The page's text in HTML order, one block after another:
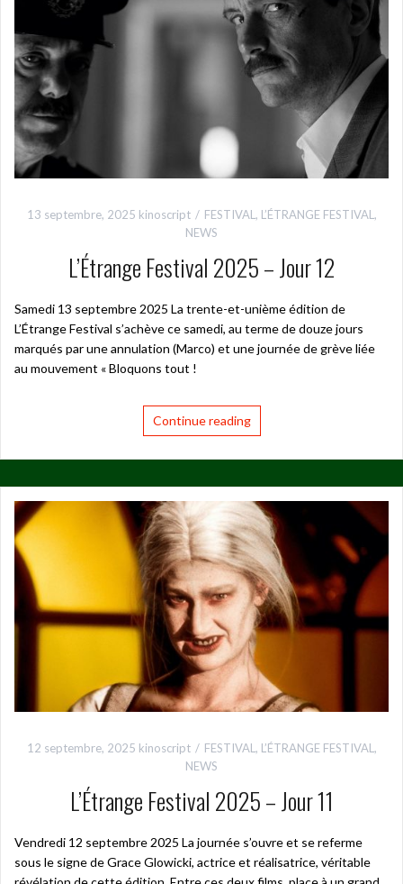
13 septembre, 2025 kinoscript FESTIVAL , L’ÉTRANGE FESTIVAL ,
NEWS
L’Étrange Festival 2025 – Jour 12
Samedi 13 septembre 2025 La trente-et-unième édition de
L’Étrange Festival s’achève ce samedi, au terme de douze jours
marqués par une annulation (Marco) et une journée de grève liée
au mouvement « Bloquons tout !
Continue reading
12 septembre, 2025 kinoscript FESTIVAL , L’ÉTRANGE FESTIVAL ,
NEWS
L’Étrange Festival 2025 – Jour 11
Vendredi 12 septembre 2025 La journée s’ouvre et se referme
sous le signe de Grace Glowicki, actrice et réalisatrice, véritable